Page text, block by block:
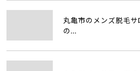
丸亀市のメンズ脱毛
の...